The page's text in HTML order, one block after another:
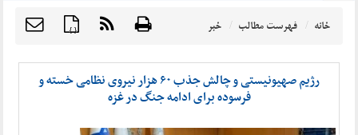
{ } خانه فهرست مطالب خبر
رژیم صهیونیستی و چالش جذب ۶۰ هزار نیروی نظامی خسته و
فرسوده برای ادامه جنگ در غزه